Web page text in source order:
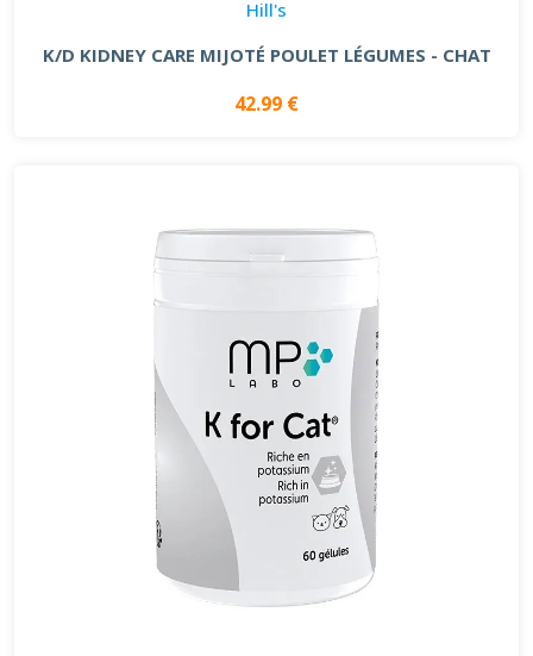
Hill's
K/D KIDNEY CARE MIJOTÉ POULET LÉGUMES - CHAT
42.99 €